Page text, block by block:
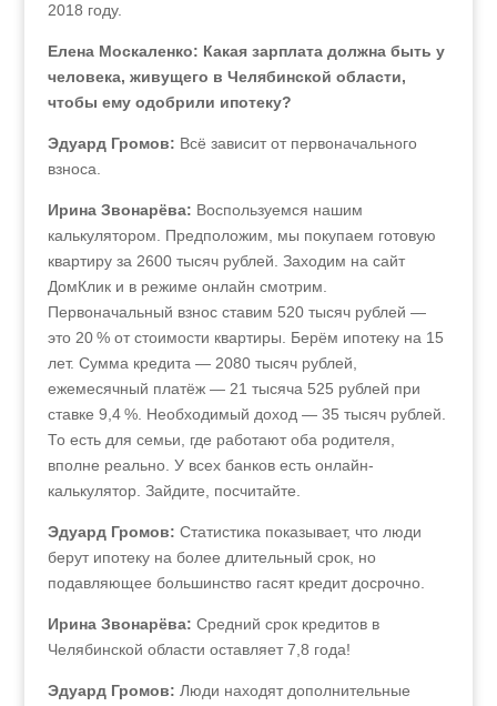
2018 году.
Елена Москаленко: Какая зарплата должна быть у
человека, живущего в Челябинской области,
чтобы ему одобрили ипотеку?
Эдуард Громов: Всё зависит от первоначального
взноса.
Ирина Звонарёва: Воспользуемся нашим
калькулятором. Предположим, мы покупаем готовую
квартиру за 2600 тысяч рублей. Заходим на сайт
ДомКлик и в режиме онлайн смотрим.
Первоначальный взнос ставим 520 тысяч рублей —
это 20 % от стоимости квартиры. Берём ипотеку на 15
лет. Сумма кредита — 2080 тысяч рублей,
ежемесячный платёж — 21 тысяча 525 рублей при
ставке 9,4 %. Необходимый доход — 35 тысяч рублей.
То есть для семьи, где работают оба родителя,
вполне реально. У всех банков есть онлайн-
калькулятор. Зайдите, посчитайте.
Эдуард Громов: Статистика показывает, что люди
берут ипотеку на более длительный срок, но
подавляющее большинство гасят кредит досрочно.
Ирина Звонарёва: Средний срок кредитов в
Челябинской области оставляет 7,8 года!
Эдуард Громов: Люди находят дополнительные